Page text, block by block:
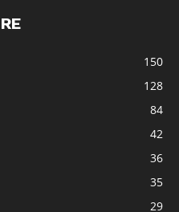
150
128
84
42
36
35
29